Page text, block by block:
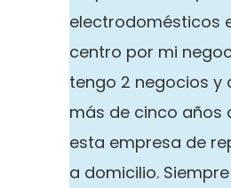
electrodomésticos
centro por mi
tengo 2 negocios y
más de cinco años
esta empresa de
a domicilio.